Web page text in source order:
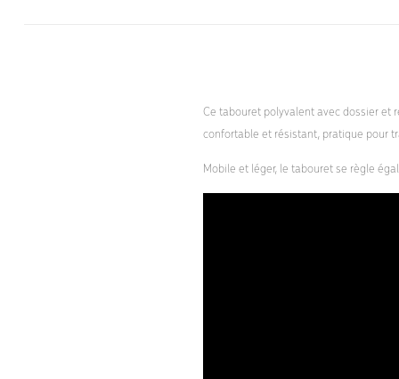
Ce tabouret polyvalent avec dossier et
confortable et résistant, pratique pour
Mobile et léger, le tabouret se règle